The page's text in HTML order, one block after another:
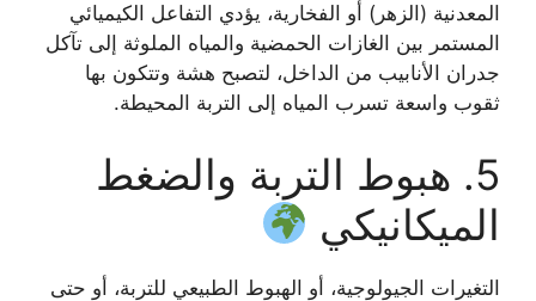
المعدنية (الزهر) أو الفخارية، يؤدي التفاعل الكيميائي
المستمر بين الغازات الحمضية والمياه الملوثة إلى تآكل
جدران الأنابيب من الداخل، لتصبح هشة وتتكون بها
ثقوب واسعة تسرب المياه إلى التربة المحيطة.
5. هبوط التربة والضغط
الميكانيكي
التغيرات الجيولوجية، أو الهبوط الطبيعي للتربة، أو حتى